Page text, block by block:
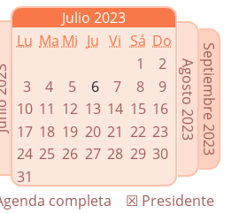
relacionados
de gobierno
Julio 2023
Lu Ma Mi Ju Vi Sá Do
1
2
3
4 5 6 7 8
9
10 11 12 13 14 15 16
17 18 19 20 21 22 23
24 25 26 27 28 29 30
31
Septiembre 2023
Agosto 2023
☒ Presidente
completa